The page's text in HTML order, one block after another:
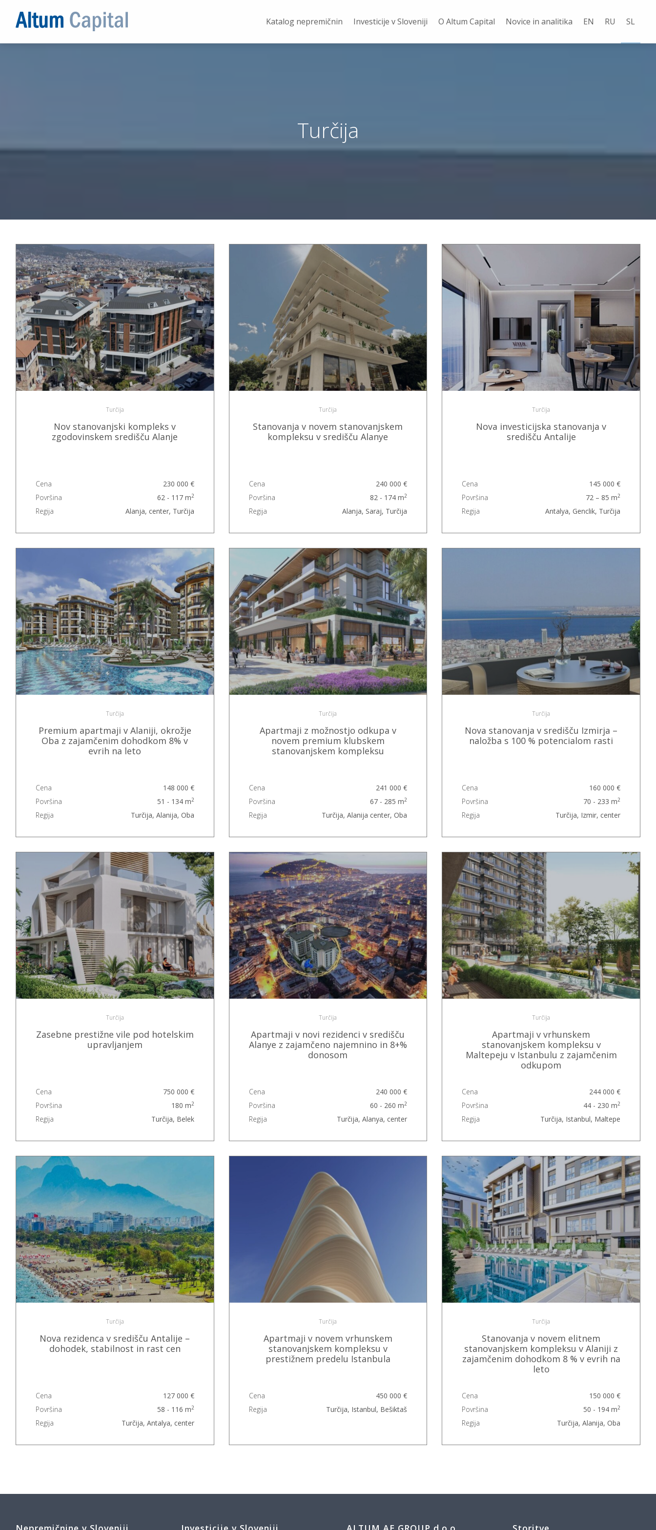
Katalog nepremičnin Investicije v Sloveniji О Altum Capital Novice in analitika EN RU SL
Turčija
Turčija
Nov stanovanjski kompleks v
zgodovinskem središču Alanje
Cena
230 000 €
Površina
62 - 117 m2
Regija Alanja, center, Turčija
Turčija
Stanovanja v novem stanovanjskem
kompleksu v središču Alanye
Cena
240 000 €
Površina
82 - 174 m2
Regija Alanja, Saraj, Turčija
Turčija
Nova investicijska stanovanja v
središču Antalije
Cena
145 000 €
Površina
72 – 85 m2
Regija Antalya, Genclik, Turčija
Turčija
Premium apartmaji v Alaniji, okrožje
Oba z zajamčenim dohodkom 8% v
evrih na leto
Cena
148 000 €
Površina
51 - 134 m2
Regija Turčija, Alanija, Oba
Turčija
Apartmaji z možnostjo odkupa v
novem premium klubskem
stanovanjskem kompleksu
Cena
241 000 €
Površina
67 - 285 m2
Regija Turčija, Alanija center, Oba
Turčija
Nova stanovanja v središču Izmirja –
naložba s 100 % potencialom rasti
Cena
160 000 €
Površina
70 - 233 m2
Regija Turčija, Izmir, center
Turčija
Zasebne prestižne vile pod hotelskim
upravljanjem
Cena
750 000 €
Površina
180 m2
Regija Turčija, Belek
Turčija
Apartmaji v novi rezidenci v središču
Alanye z zajamčeno najemnino in 8+%
donosom
Cena
240 000 €
Površina
60 - 260 m2
Regija Turčija, Alanya, center
Turčija
Apartmaji v vrhunskem
stanovanjskem kompleksu v
Maltepeju v Istanbulu z zajamčenim
odkupom
Cena
244 000 €
Površina
44 - 230 m2
Regija Turčija, Istanbul, Maltepe
Turčija
Nova rezidenca v središču Antalije –
dohodek, stabilnost in rast cen
Cena
127 000 €
Površina
58 - 116 m2
Regija Turčija, Antalya, center
Turčija
Apartmaji v novem vrhunskem
stanovanjskem kompleksu v
prestižnem predelu Istanbula
Cena
450 000 €
Regija
Turčija, Istanbul, Bešiktaš
Turčija
Stanovanja v novem elitnem
stanovanjskem kompleksu v Alaniji z
zajamčenim dohodkom 8 % v evrih na
leto
Cena
150 000 €
Površina
50 - 194 m2
Regija Turčija, Alanija, Oba